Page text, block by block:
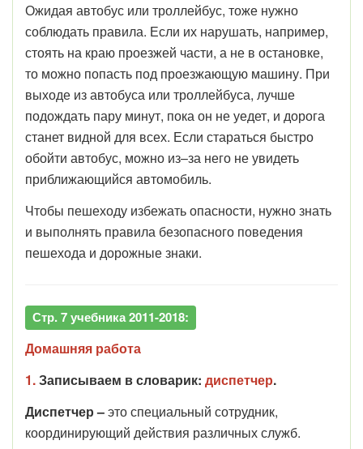
Ожидая автобус или троллейбус, тоже нужно
соблюдать правила. Если их нарушать, например,
стоять на краю проезжей части, а не в остановке,
то можно попасть под проезжающую машину. При
выходе из автобуса или троллейбуса, лучше
подождать пару минут, пока он не уедет, и дорога
станет видной для всех. Если стараться быстро
обойти автобус, можно из–за него не увидеть
приближающийся автомобиль.
Чтобы пешеходу избежать опасности, нужно знать
и выполнять правила безопасного поведения
пешехода и дорожные знаки.
Стр. 7 учебника 2011-2018:
Домашняя работа
1.Записываем в словарик: диспетчер.
Диспетчер –это специальный сотрудник,
координирующий действия различных служб.